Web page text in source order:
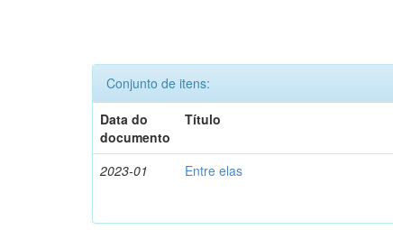
Conjunto de itens:
Data do
documento
Título
2023-01 Entre elas